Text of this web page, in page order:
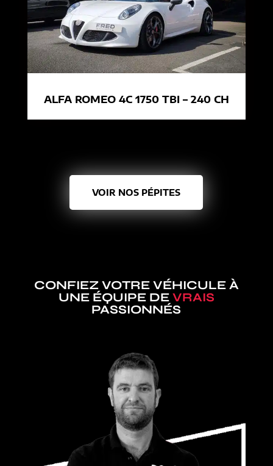
ALFA ROMEO 4C 1750 TBI – 240 CH
VOIR NOS PÉPITES
CONFIEZ VOTRE VÉHICULE À
UNE ÉQUIPE DE VRAIS
PASSIONNÉS